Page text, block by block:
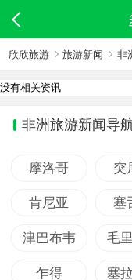
欣欣旅游 旅游新闻 非
没有相关资讯
非洲旅游新闻导
摩洛哥 突
肯尼亚 塞
津巴布韦 毛
乍得 塞